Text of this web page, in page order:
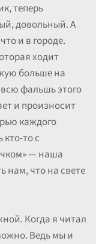
теперь
довольный. А
и в городе.
ходит
больше на
фальшь этого
и произносит
каждого
то с
— наша
нам, что на свете
Когда я читал
Ведь мы и